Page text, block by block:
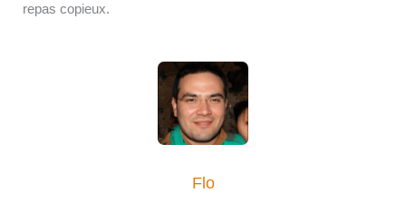
repas copieux.
Flo